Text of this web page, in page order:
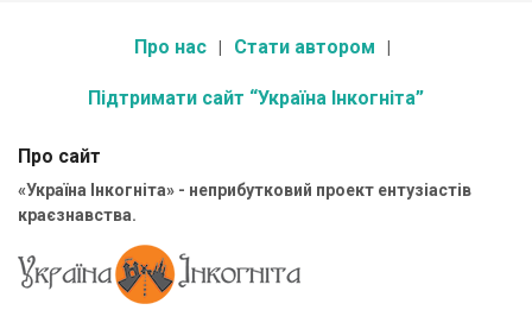
Про нас Стати автором
Підтримати сайт “Україна Інкогніта”
Про сайт
«Україна Інкогніта» - неприбутковий проект ентузіастів
краєзнавства.